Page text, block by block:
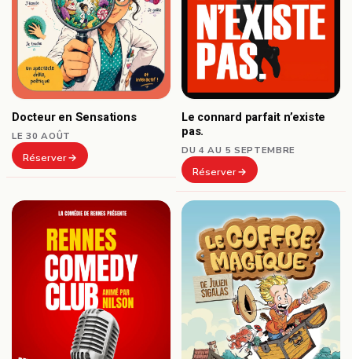
Docteur en Sensations
LE 30 AOÛT
Réserver
Le connard parfait n’existe
pas.
DU 4 AU 5 SEPTEMBRE
Réserver